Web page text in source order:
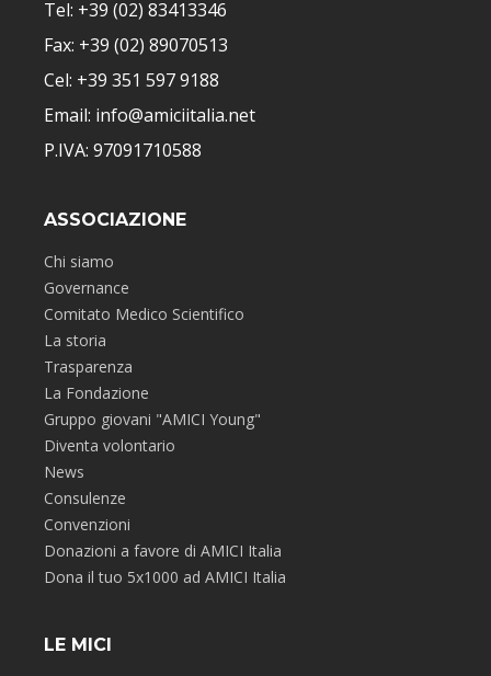
Tel: +39 (02) 83413346
Fax: +39 (02) 89070513
Cel: +39 351 597 9188
Email: info@amiciitalia.net
P.IVA: 97091710588
ASSOCIAZIONE
Chi siamo
Governance
Comitato Medico Scientifico
La storia
Trasparenza
La Fondazione
Gruppo giovani "AMICI Young"
Diventa volontario
News
Consulenze
Convenzioni
Donazioni a favore di AMICI Italia
Dona il tuo 5x1000 ad AMICI Italia
LE MICI